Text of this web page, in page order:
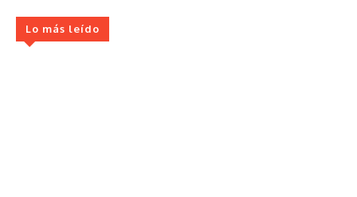
Lo más leído